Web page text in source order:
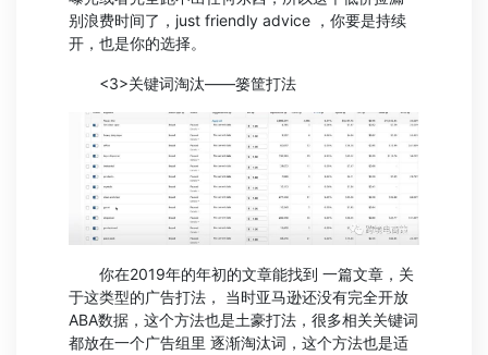
别浪费时间了，just friendly advice ，你要是持续
开，也是你的选择。
<3>关键词淘汰——篓筐打法
你在2019年的年初的文章能找到 一篇文章，关
于这类型的广告打法， 当时亚马逊还没有完全开放
ABA数据，这个方法也是土豪打法，很多相关关键词
都放在一个广告组里 逐渐淘汰词，这个方法也是适